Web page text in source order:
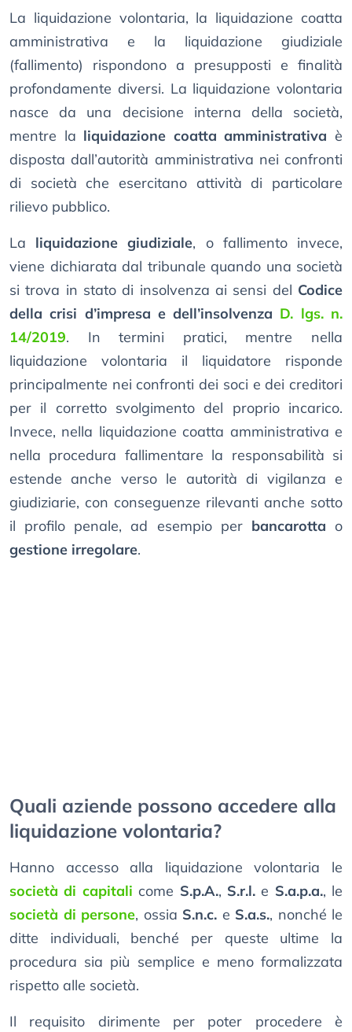
La liquidazione volontaria, la liquidazione coatta
amministrativa e la liquidazione giudiziale
(fallimento) rispondono a presupposti e finalità
profondamente diversi. La liquidazione volontaria
nasce da una decisione interna della società,
mentre la liquidazione coatta amministrativa è
disposta dall’autorità amministrativa nei confronti
di società che esercitano attività di particolare
rilievo pubblico.
La liquidazione giudiziale, o fallimento invece,
viene dichiarata dal tribunale quando una società
si trova in stato di insolvenza ai sensi del Codice
della crisi d’impresa e dell’insolvenza D. lgs. n.
14/2019. In termini pratici, mentre nella
liquidazione volontaria il liquidatore risponde
principalmente nei confronti dei soci e dei creditori
per il corretto svolgimento del proprio incarico.
Invece, nella liquidazione coatta amministrativa e
nella procedura fallimentare la responsabilità si
estende anche verso le autorità di vigilanza e
giudiziarie, con conseguenze rilevanti anche sotto
il profilo penale, ad esempio per bancarotta o
gestione irregolare.
Quali aziende possono accedere alla
liquidazione volontaria?
Hanno accesso alla liquidazione volontaria le
società di capitali come S.p.A., S.r.l.e S.a.p.a., le
società di persone, ossia S.n.c. e S.a.s., nonché le
ditte individuali, benché per queste ultime la
procedura sia più semplice e meno formalizzata
rispetto alle società.
Il requisito dirimente per poter procedere è